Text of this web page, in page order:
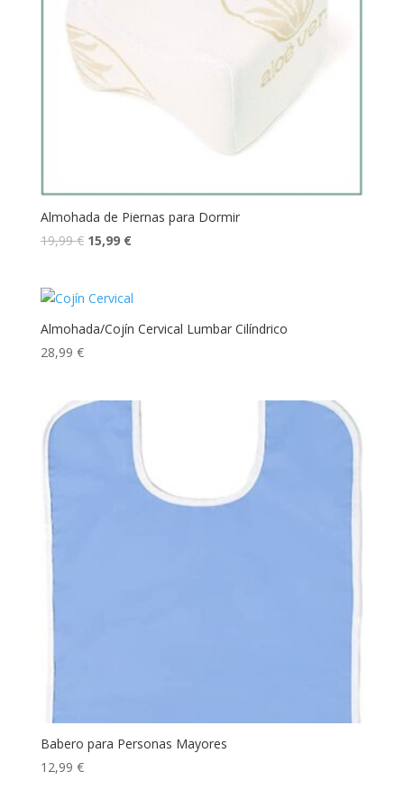
Almohada de Piernas para Dormir
19,99€ 15,99 €
Almohada/Cojín Cervical Lumbar Cilíndrico
28,99 €
Babero para Personas Mayores
12,99 €